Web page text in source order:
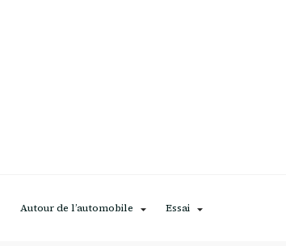
Autour de l’automobile Essai